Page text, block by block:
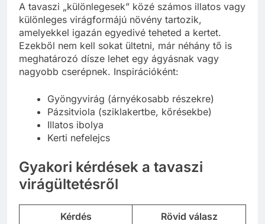
A tavaszi „különlegesek” közé számos illatos vagy
különleges virágformájú növény tartozik,
amelyekkel igazán egyedivé teheted a kertet.
Ezekből nem kell sokat ültetni, már néhány tő is
meghatározó dísze lehet egy ágyásnak vagy
nagyobb cserépnek. Inspirációként:
Gyöngyvirág (árnyékosabb részekre)
Pázsitviola (sziklakertbe, kőrésekbe)
Illatos ibolya
Kerti nefelejcs
Gyakori kérdések a tavaszi
virágültetésről
Kérdés Rövid válasz